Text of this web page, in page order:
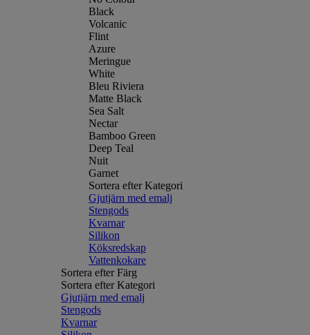
Black
Volcanic
Flint
Azure
Meringue
White
Bleu Riviera
Matte Black
Sea Salt
Nectar
Bamboo Green
Deep Teal
Nuit
Garnet
Sortera efter Kategori
Gjutjärn med emalj
Stengods
Kvarnar
Silikon
Köksredskap
Vattenkokare
Sortera efter Färg
Sortera efter Kategori
Gjutjärn med emalj
Stengods
Kvarnar